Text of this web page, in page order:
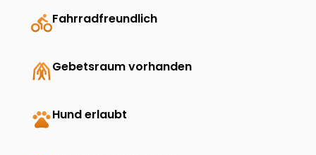
directions_bikeFahrradfreundlich
folded_handsGebetsraum vorhanden
petsHund erlaubt